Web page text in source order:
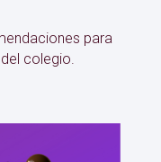
para
colegio.